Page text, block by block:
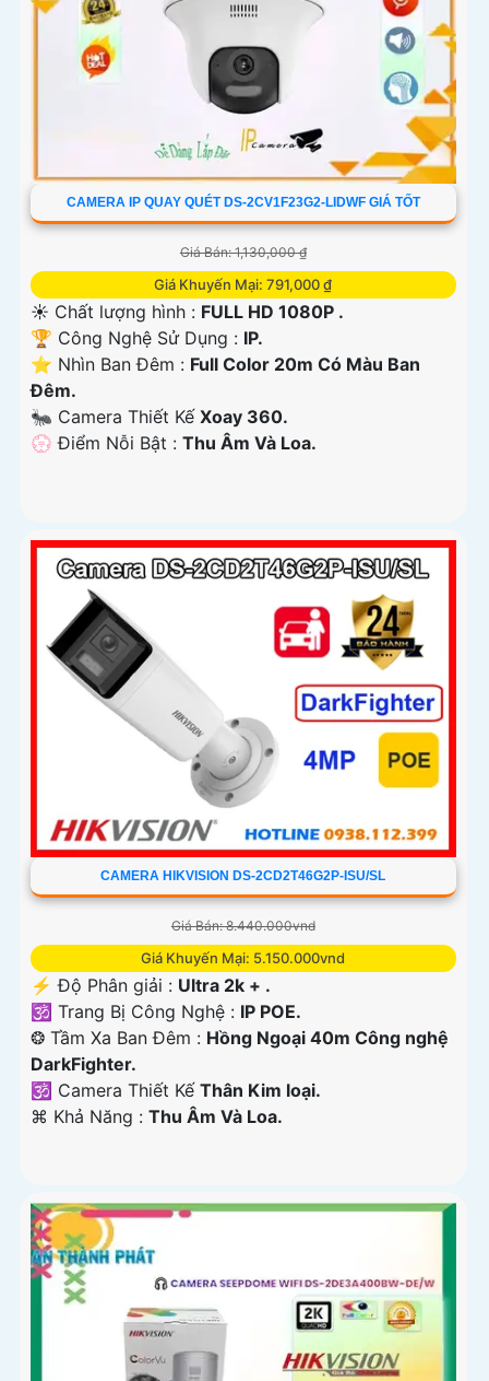
CAMERA IP QUAY QUÉT DS-2CV1F23G2-LIDWF GIÁ TỐT
Giá Bán: 1,130,000 ₫
Giá Khuyến Mại: 791,000 ₫
☀️ Chất lượng hình : FULL HD 1080P .
🏆 Công Nghệ Sử Dụng : IP.
⭐ Nhìn Ban Đêm : Full Color 20m Có Màu Ban
Ðêm.
🐜 Camera Thiết Kế Xoay 360.
️💮 Điểm Nỗi Bật : Thu Âm Và Loa.
CAMERA HIKVISION DS-2CD2T46G2P-ISU/SL
Giá Bán: 8.440.000vnd
Giá Khuyến Mại: 5.150.000vnd
️⚡ Độ Phân giải : Ultra 2k + .
🕉️ Trang Bị Công Nghệ : IP POE.
❂ Tầm Xa Ban Đêm : Hồng Ngoại 40m Công nghệ
DarkFighter.
🕉️ Camera Thiết Kế Thân Kim loại.
️⌘ Khả Năng : Thu Âm Và Loa.